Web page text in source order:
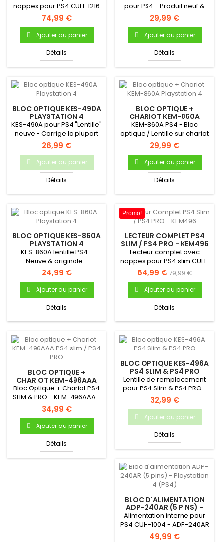
nappes pour PS4 CUH-1216
- Compatible uniquement
avec...
74,99 €
Ajouter au panier
Détails
pour PS4 - Produit neuf &
original
29,99 €
Ajouter au panier
Détails
BLOC OPTIQUE KES-490A
PLAYSTATION 4
KES-490A pour PS4 "Lentille"
neuve - Corrige la plupart
des erreurs de...
26,99 €
Ajouter au panier
Détails
BLOC OPTIQUE +
CHARIOT KEM-860A
PLAYSTATION 4
KEM-860A PS4 - Bloc
optique / Lentille sur chariot
- Produit NEUF &...
29,99 €
Ajouter au panier
Détails
BLOC OPTIQUE KES-860A
PLAYSTATION 4
KES-860A lentille PS4 -
Neuve & originale -
Garantie 6 mois
24,99 €
Ajouter au panier
Détails
Promo!
LECTEUR COMPLET PS4
SLIM / PS4 PRO - KEM496
Lecteur complet avec
nappes pour PS4 slim CUH-
2016 -Modèle KEM-496...
64,99 €79,99 €
Ajouter au panier
Détails
BLOC OPTIQUE +
CHARIOT KEM-496AAA
PS4 SLIM / PS4 PRO
Bloc Optique + Chariot PS4
SLIM & PRO - KEM-496AAA -
Produit neuf & original
34,99 €
Ajouter au panier
Détails
BLOC OPTIQUE KES-496A
PS4 SLIM & PS4 PRO
Lentille de remplacement
pour PS4 Slim & PS4 PRO -
Produit NEUF &...
32,99 €
Ajouter au panier
Détails
BLOC D'ALIMENTATION
ADP-240AR (5 PINS) -
PLAYSTATION 4 (PS4)
Alimentation interne pour
PS4 CUH-1004 - ADP-240AR
- Bloc d'alimentation neuf
49,99 €